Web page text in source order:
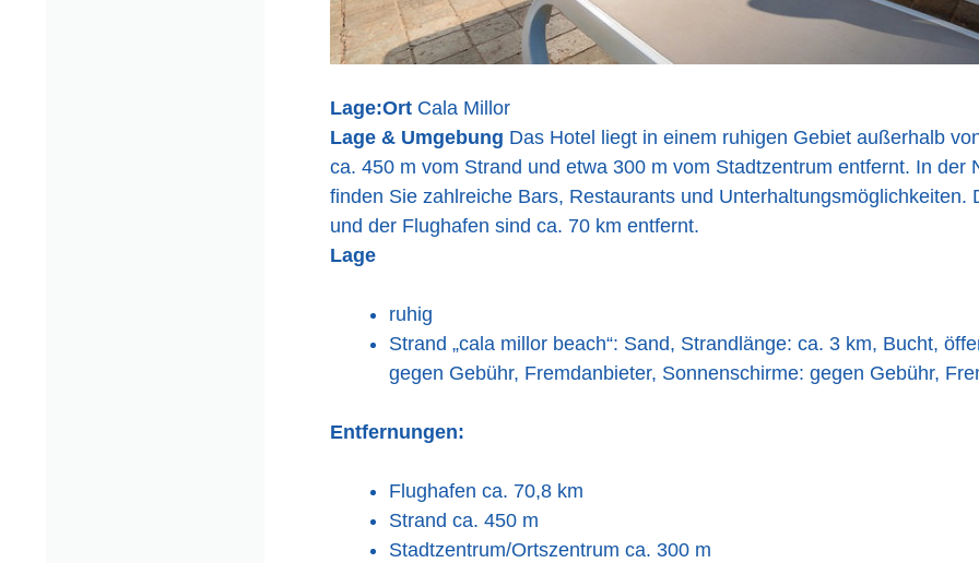
Lage:Ort Cala Millor
Lage & Umgebung Das Hotel liegt in einem ruhigen Gebiet außerhalb
ca. 450 m vom Strand und etwa 300 m vom Stadtzentrum entfernt. In der
finden Sie zahlreiche Bars, Restaurants und Unterhaltungsmöglichkeiten.
und der Flughafen sind ca. 70 km entfernt.
Lage
ruhig
Strand „cala millor beach“: Sand, Strandlänge: ca. 3 km, Bucht,
gegen Gebühr, Fremdanbieter, Sonnenschirme: gegen Gebühr,
Entfernungen:
Flughafen ca. 70,8 km
Strand ca. 450 m
Stadtzentrum/Ortszentrum ca. 300 m